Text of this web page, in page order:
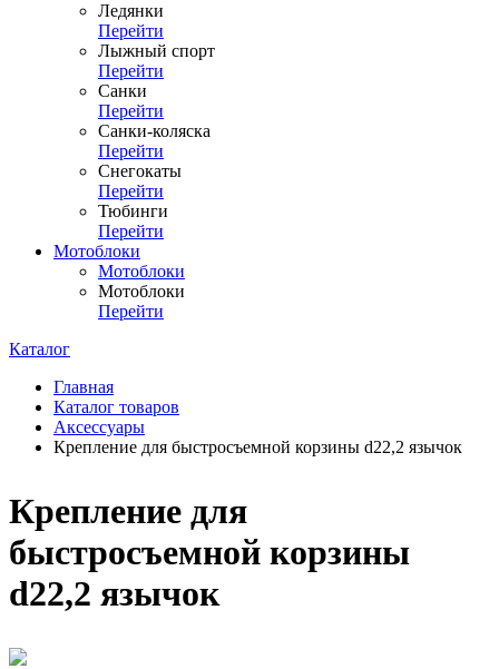
Ледянки
Перейти
Лыжный спорт
Перейти
Санки
Перейти
Санки-коляска
Перейти
Снегокаты
Перейти
Тюбинги
Перейти
Мотоблоки
Мотоблоки
Мотоблоки
Перейти
Каталог
Главная
Каталог товаров
Аксессуары
Крепление для быстросъемной корзины d22,2 язычок
Крепление для
быстросъемной корзины
d22,2 язычок